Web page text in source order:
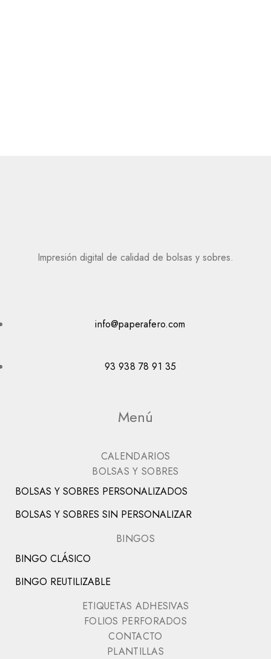
Impresión digital de calidad de bolsas y sobres.
info@paperafero.com
93 938 78 91 35
Menú
CALENDARIOS
BOLSAS Y SOBRES
BOLSAS Y SOBRES PERSONALIZADOS
BOLSAS Y SOBRES SIN PERSONALIZAR
BINGOS
BINGO CLÁSICO
BINGO REUTILIZABLE
ETIQUETAS ADHESIVAS
FOLIOS PERFORADOS
CONTACTO
PLANTILLAS